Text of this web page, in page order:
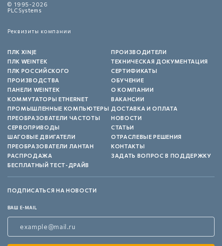
© 1995-2026
PLCSystems
Реквизиты компании
ПЛК XINJE
ПЛК WEINTEK
ПЛК РОССИЙСКОГО
ПРОИЗВОДСТВА
ПАНЕЛИ WEINTEK
КОММУТАТОРЫ ETHERNET
ПРОМЫШЛЕННЫЕ КОМПЬЮТЕРЫ
ПРЕОБРАЗОВАТЕЛИ ЧАСТОТЫ
СЕРВОПРИВОДЫ
ШАГОВЫЕ ДВИГАТЕЛИ
ПРЕОБРАЗОВАТЕЛИ ЛАНТАН
РАСПРОДАЖА
БЕСПЛАТНЫЙ ТЕСТ-ДРАЙВ
ПРОИЗВОДИТЕЛИ
ТЕХНИЧЕСКАЯ ДОКУМЕНТАЦИЯ
СЕРТИФИКАТЫ
ОБУЧЕНИЕ
О КОМПАНИИ
ВАКАНСИИ
ДОСТАВКА И ОПЛАТА
НОВОСТИ
СТАТЬИ
ОТРАСЛЕВЫЕ РЕШЕНИЯ
КОНТАКТЫ
ЗАДАТЬ ВОПРОС В ПОДДЕРЖКУ
ПОДПИСАТЬСЯ НА НОВОСТИ
ВАШ E-MAIL